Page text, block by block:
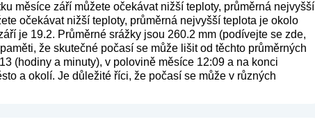
měsíce září můžete očekávat nižší teploty, průměrná nejvyšší
očekávat nižší teploty, průměrná nejvyšší teplota je okolo
je 19.2. Průměrné srážky jsou 260.2 mm (podívejte se zde,
že skutečné počasí se může lišit od těchto průměrných
(hodiny a minuty), v polovině měsíce 12:09 a na konci
a okolí. Je důležité říci, že počasí se může v různých